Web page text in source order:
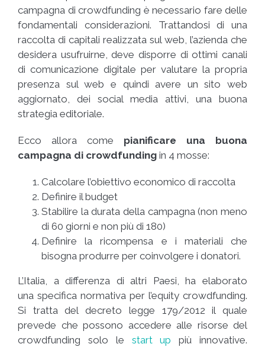
campagna di crowdfunding è necessario fare delle
fondamentali considerazioni. Trattandosi di una
raccolta di capitali realizzata sul web, l’azienda che
desidera usufruirne, deve disporre di ottimi canali
di comunicazione digitale per valutare la propria
presenza sul web e quindi avere un sito web
aggiornato, dei social media attivi, una buona
strategia editoriale.
Ecco allora come pianificare una buona
campagna di crowdfunding in 4 mosse:
Calcolare l’obiettivo economico di raccolta
Definire il budget
Stabilire la durata della campagna (non meno
di 60 giorni e non più di 180)
Definire la ricompensa e i materiali che
bisogna produrre per coinvolgere i donatori.
L’Italia, a differenza di altri Paesi, ha elaborato
una specifica normativa per l’equity crowdfunding.
Si tratta del decreto legge 179/2012 il quale
prevede che possono accedere alle risorse del
crowdfunding solo le start up più innovative.